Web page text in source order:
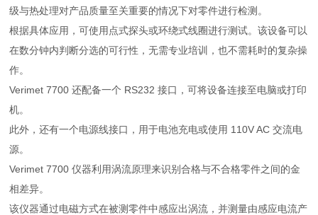
级与热处理对产品质量至关重要的情况下对零件进行检测。
根据具体应用，可使用点式探头或环绕式线圈进行测试。该设备可以
在数分钟内判断分选的可行性，无需专业培训，也不需耗时的复杂操
作。
Verimet 7700 还配备一个 RS232 接口，可将设备连接至电脑或打印
机。
此外，还有一个电源线接口，用于电池充电或使用 110V AC 交流电
源。
Verimet 7700 仪器利用涡流原理来识别合格与不合格零件之间的金
相差异。
该仪器通过电磁方式在被测零件中感应出涡流，并测量由感应电流产